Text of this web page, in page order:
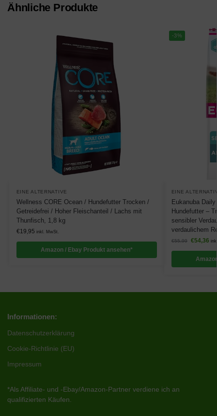
Ähnliche Produkte
EINE ALTERNATIVE
Wellness CORE Ocean / Hundefutter Trocken /
Getreidefrei / Hoher Fleischanteil / Lachs mit
Thunfisch, 1,8 kg
€19,95 inkl. MwSt.
Amazon / Ebay Produkt ansehen*
-3%
EINE
Eukanuba
Hundefutter –
sensibler
verdaulichem
€55,99 €54,36
Informationen:
Datenschutzerklärung
Cookie-Richtlinie (EU)
Impressum
*Als Affiliate- und -Ebay/Amazon-Partner verdiene ich an
qualifizierten Käufen.